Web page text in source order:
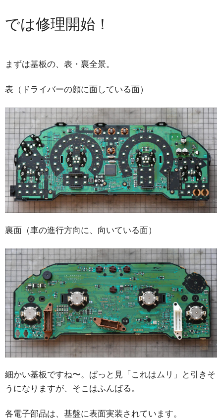
では修理開始！
まずは基板の、表・裏全景。
表（ドライバーの顔に面している面）
裏面（車の進行方向に、向いている面）
細かい基板ですね〜。ぱっと見「これはムリ」と引きそ
うになりますが、そこはふんばる。
各電子部品は、基盤に表面実装されています。